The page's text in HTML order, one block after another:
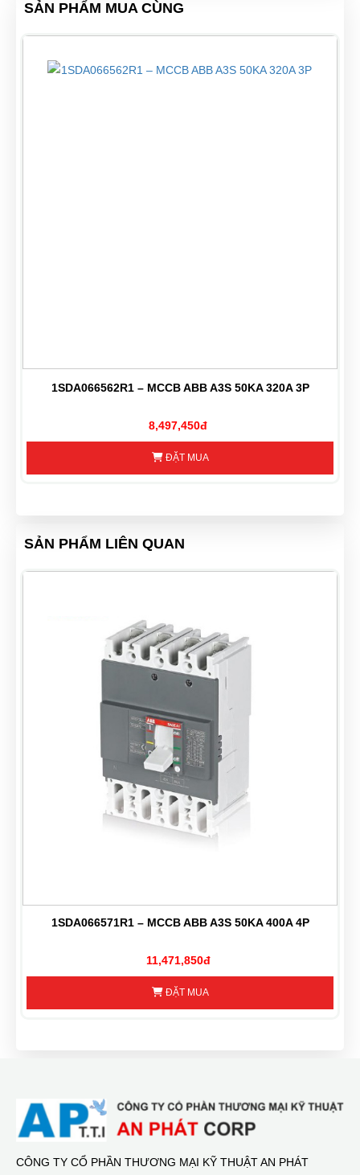
SẢN PHẨM MUA CÙNG
1SDA066562R1 – MCCB ABB A3S 50KA 320A 3P
8,497,450đ
ĐẶT MUA
SẢN PHẨM LIÊN QUAN
1SDA066571R1 – MCCB ABB A3S 50KA 400A 4P
11,471,850đ
ĐẶT MUA
CÔNG TY CỔ PHẦN THƯƠNG MẠI KỸ THUẬT AN PHÁT